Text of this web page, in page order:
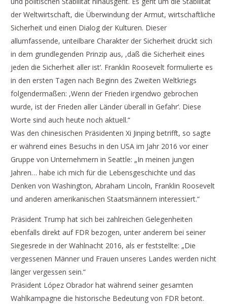
der Weltwirtschaft, die Überwindung der Armut, wirtschaftliche
Sicherheit und einen Dialog der Kulturen. Dieser
allumfassende, unteilbare Charakter der Sicherheit drückt sich
in dem grundlegenden Prinzip aus, ,daß die Sicherheit eines
jeden die Sicherheit aller ist‘. Franklin Roosevelt formulierte es
in den ersten Tagen nach Beginn des Zweiten Weltkriegs
folgendermaßen: ,Wenn der Frieden irgendwo gebrochen
wurde, ist der Frieden aller Länder überall in Gefahr‘. Diese
Worte sind auch heute noch aktuell.“
Was den chinesischen Präsidenten Xi Jinping betrifft, so sagte
er während eines Besuchs in den USA im Jahr 2016 vor einer
Gruppe von Unternehmern in Seattle: „In meinen jungen
Jahren… habe ich mich für die Lebensgeschichte und das
Denken von Washington, Abraham Lincoln, Franklin Roosevelt
und anderen amerikanischen Staatsmännern interessiert.“
Präsident Trump hat sich bei zahlreichen Gelegenheiten
ebenfalls direkt auf FDR bezogen, unter anderem bei seiner
Siegesrede in der Wahlnacht 2016, als er feststellte: „Die
vergessenen Männer und Frauen unseres Landes werden nicht
länger vergessen sein.“
Präsident López Obrador hat während seiner gesamten
Wahlkampagne die historische Bedeutung von FDR betont.